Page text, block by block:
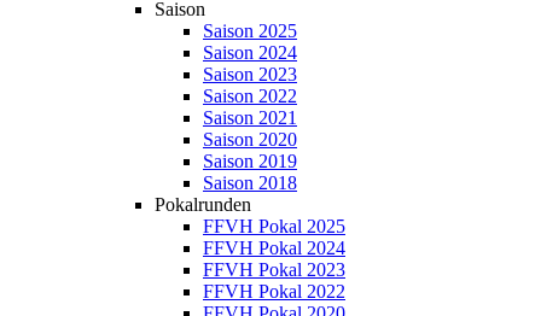
Saison
Saison 2025
Saison 2024
Saison 2023
Saison 2022
Saison 2021
Saison 2020
Saison 2019
Saison 2018
Pokalrunden
FFVH Pokal 2025
FFVH Pokal 2024
FFVH Pokal 2023
FFVH Pokal 2022